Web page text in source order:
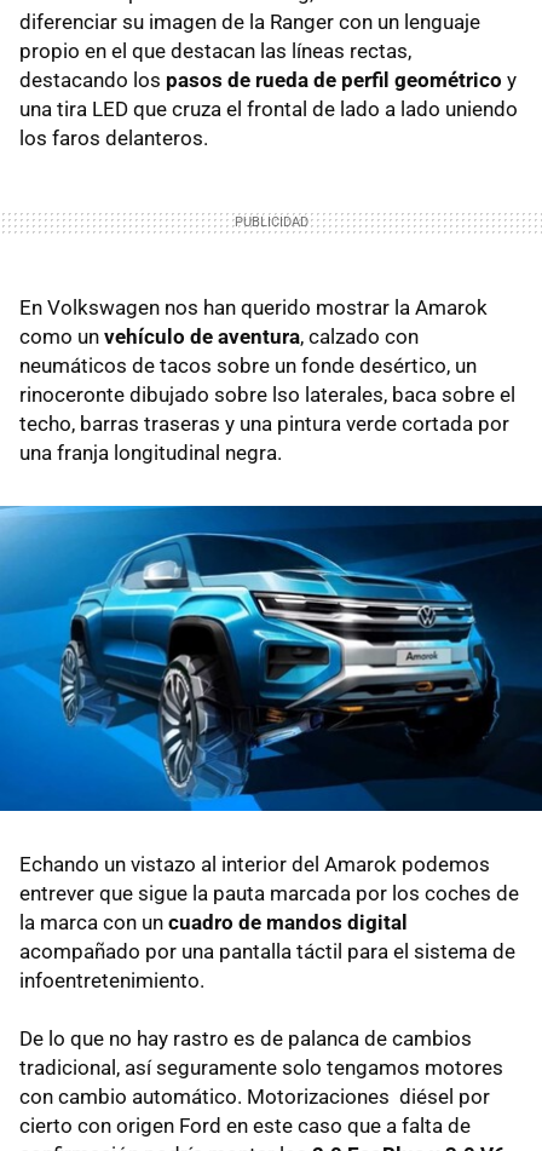
diferenciar su imagen de la Ranger con un lenguaje
propio en el que destacan las líneas rectas,
destacando los pasos de rueda de perfil geométrico y
una tira LED que cruza el frontal de lado a lado uniendo
los faros delanteros.
En Volkswagen nos han querido mostrar la Amarok
como un vehículo de aventura, calzado con
neumáticos de tacos sobre un fonde desértico, un
rinoceronte dibujado sobre lso laterales, baca sobre el
techo, barras traseras y una pintura verde cortada por
una franja longitudinal negra.
Echando un vistazo al interior del Amarok podemos
entrever que sigue la pauta marcada por los coches de
la marca con un cuadro de mandos digital
acompañado por una pantalla táctil para el sistema de
infoentretenimiento.
De lo que no hay rastro es de palanca de cambios
tradicional, así seguramente solo tengamos motores
con cambio automático. Motorizaciones diésel por
cierto con origen Ford en este caso que a falta de